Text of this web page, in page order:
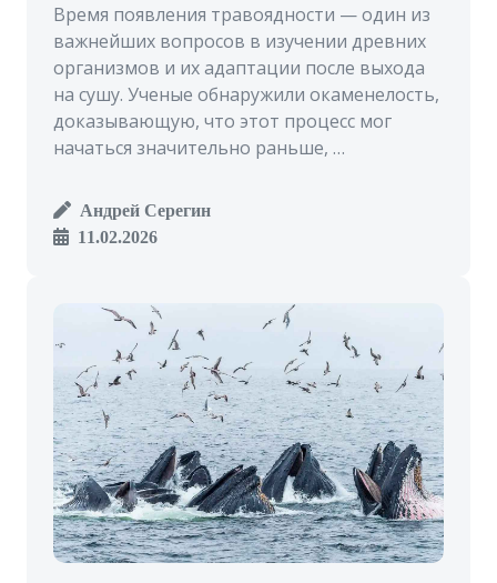
Время появления травоядности — один из
важнейших вопросов в изучении древних
организмов и их адаптации после выхода
на сушу. Ученые обнаружили окаменелость,
доказывающую, что этот процесс мог
начаться значительно раньше, …
Андрей Серегин
11.02.2026